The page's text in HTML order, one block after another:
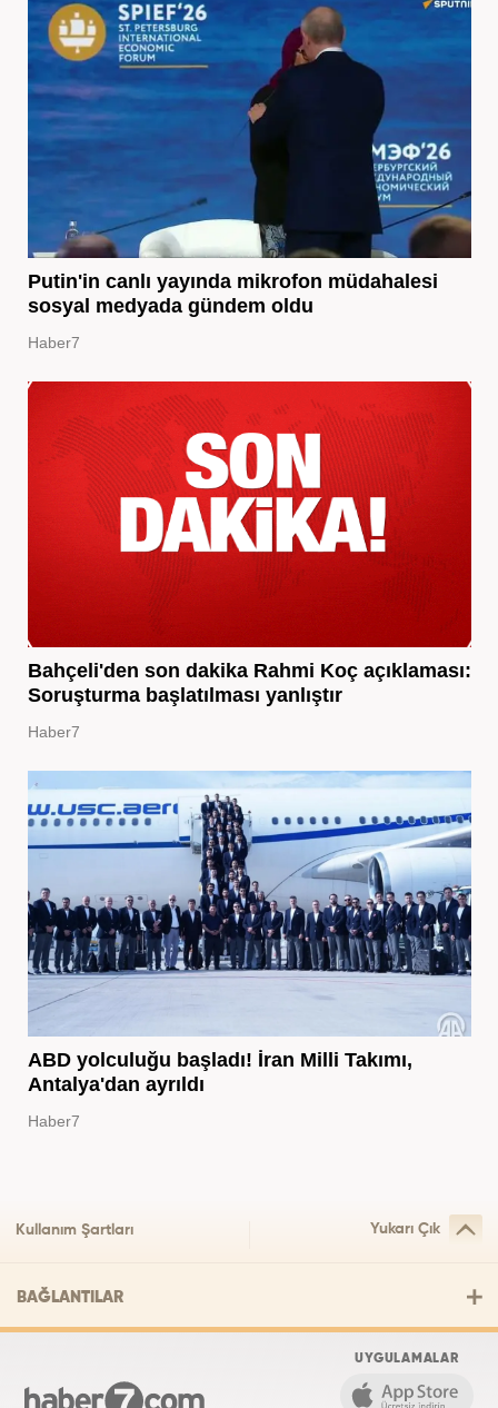
Putin'in canlı yayında mikrofon müdahalesi
sosyal medyada gündem oldu
Haber7
Bahçeli'den son dakika Rahmi Koç açıklaması:
Soruşturma başlatılması yanlıştır
Haber7
ABD yolculuğu başladı! İran Milli Takımı,
Antalya'dan ayrıldı
Haber7
Kullanım Şartları Yukarı Çık
BAĞLANTILAR
UYGULAMALAR